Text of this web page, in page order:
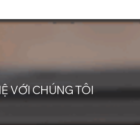
VỚI CHÚNG TÔI